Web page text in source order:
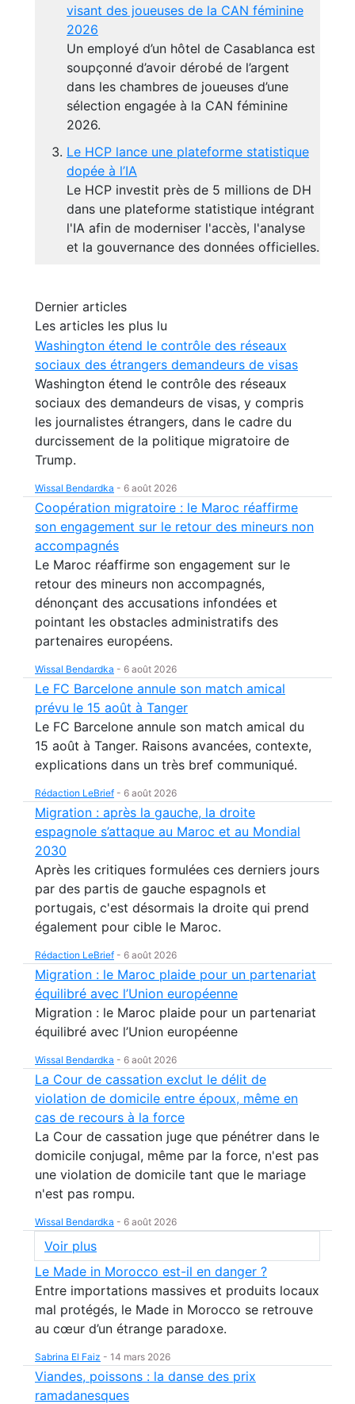
visant des joueuses de la CAN féminine
2026
Un employé d’un hôtel de Casablanca est
soupçonné d’avoir dérobé de l’argent
dans les chambres de joueuses d’une
sélection engagée à la CAN féminine
2026.
Le HCP lance une plateforme statistique
dopée à l’IA
Le HCP investit près de 5 millions de DH
dans une plateforme statistique intégrant
l'IA afin de moderniser l'accès, l'analyse
et la gouvernance des données officielles.
Dernier articles
Les articles les plus lu
Washington étend le contrôle des réseaux
sociaux des étrangers demandeurs de visas
Washington étend le contrôle des réseaux
sociaux des demandeurs de visas, y compris
les journalistes étrangers, dans le cadre du
durcissement de la politique migratoire de
Trump.
Wissal Bendardka - 6 août 2026
Coopération migratoire : le Maroc réaffirme
son engagement sur le retour des mineurs non
accompagnés
Le Maroc réaffirme son engagement sur le
retour des mineurs non accompagnés,
dénonçant des accusations infondées et
pointant les obstacles administratifs des
partenaires européens.
Wissal Bendardka - 6 août 2026
Le FC Barcelone annule son match amical
prévu le 15 août à Tanger
Le FC Barcelone annule son match amical du
15 août à Tanger. Raisons avancées, contexte,
explications dans un très bref communiqué.
Rédaction LeBrief - 6 août 2026
Migration : après la gauche, la droite
espagnole s’attaque au Maroc et au Mondial
2030
Après les critiques formulées ces derniers jours
par des partis de gauche espagnols et
portugais, c'est désormais la droite qui prend
également pour cible le Maroc.
Rédaction LeBrief - 6 août 2026
Migration : le Maroc plaide pour un partenariat
équilibré avec l’Union européenne
Migration : le Maroc plaide pour un partenariat
équilibré avec l’Union européenne
Wissal Bendardka - 6 août 2026
La Cour de cassation exclut le délit de
violation de domicile entre époux, même en
cas de recours à la force
La Cour de cassation juge que pénétrer dans le
domicile conjugal, même par la force, n'est pas
une violation de domicile tant que le mariage
n'est pas rompu.
Wissal Bendardka - 6 août 2026
Voir plus
Le Made in Morocco est-il en danger ?
Entre importations massives et produits locaux
mal protégés, le Made in Morocco se retrouve
au cœur d’un étrange paradoxe.
Sabrina El Faiz - 14 mars 2026
Viandes, poissons : la danse des prix
ramadanesques